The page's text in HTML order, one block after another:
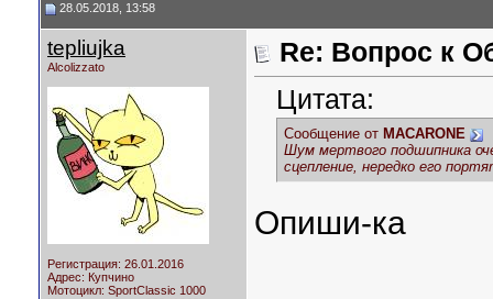
28.05.2018, 13:58
tepliujka
Аlcolizzato
Регистрация: 26.01.2016
Адрес: Купчино
Мотоцикл: SportClassic 1000
Re: Вопрос к
Цитата:
Сообщение от MACARONE
Шум мертвого подшипника
сцепление, нередко его
Опиши-ка